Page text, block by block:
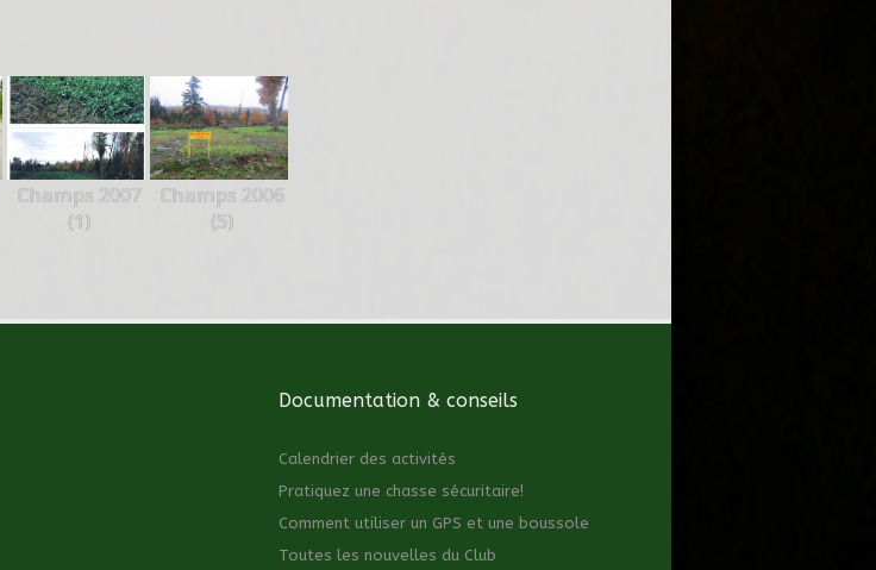
Champs 2007
(1)
Champs 2006
(5)
Documentation & conseils
Calendrier des activités
Pratiquez une chasse sécuritaire!
Comment utiliser un GPS et une boussole
Toutes les nouvelles du Club